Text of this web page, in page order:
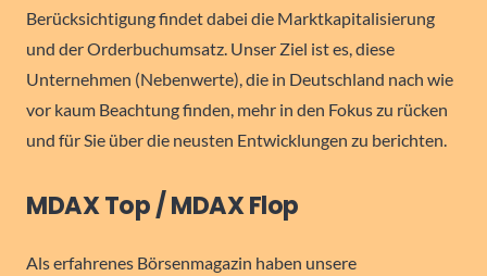
Berücksichtigung findet dabei die Marktkapitalisierung
und der Orderbuchumsatz. Unser Ziel ist es, diese
Unternehmen (Nebenwerte), die in Deutschland nach wie
vor kaum Beachtung finden, mehr in den Fokus zu rücken
und für Sie über die neusten Entwicklungen zu berichten.
MDAX Top / MDAX Flop
Als erfahrenes Börsenmagazin haben unsere